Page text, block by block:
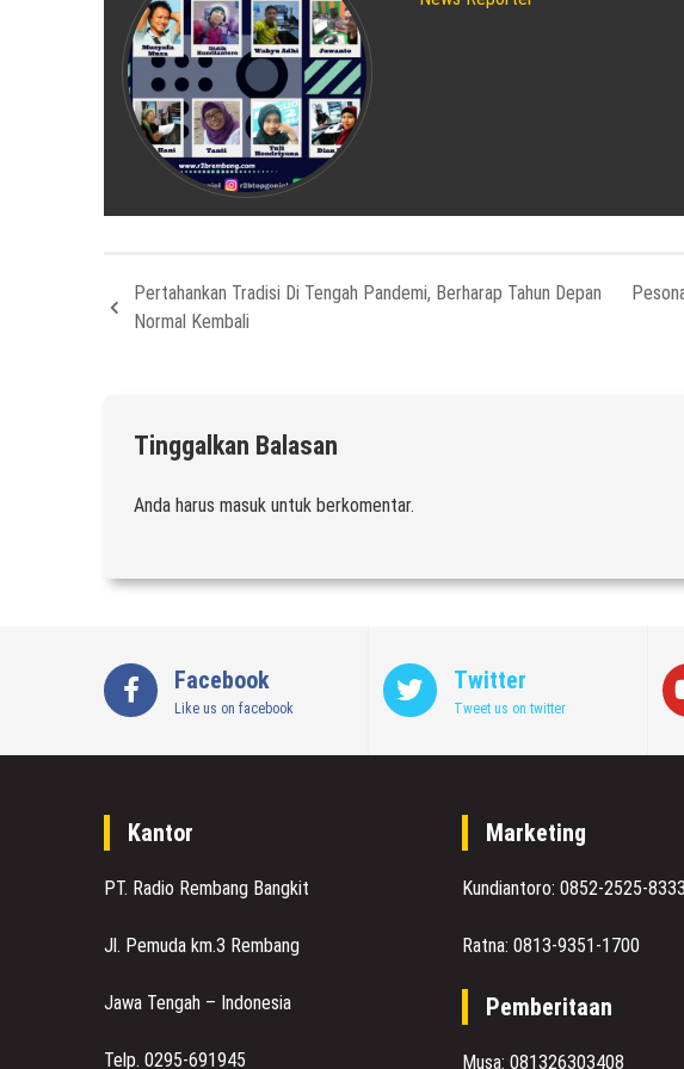
Pertahankan Tradisi Di Tengah Pandemi, Berharap Tahun Depan
Normal Kembali
Tinggalkan Balasan
Anda harus masuk untuk berkomentar.
Facebook
Like us on facebook
Twitter
Tweet us on twitter
Kantor
PT. Radio Rembang Bangkit
Jl. Pemuda km.3 Rembang
Jawa Tengah – Indonesia
Telp. 0295-691945
Marketing
Kundiantoro: 0852-2525-8333
Ratna: 0813-9351-1700
Pemberitaan
Musa: 081326303408